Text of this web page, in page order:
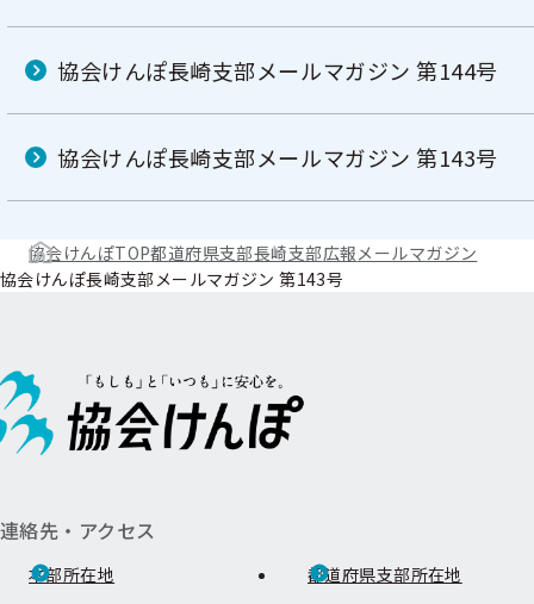
協会けんぽ長崎支部メールマガジン 第144号
協会けんぽ長崎支部メールマガジン 第143号
協会けんぽTOP都道府県支部長崎支部広報メールマガジン
協会けんぽ長崎支部メールマガジン 第143号
連絡先・アクセス
本部所在地 都道府県支部所在地